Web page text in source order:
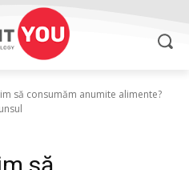
să consumăm anumite alimente?